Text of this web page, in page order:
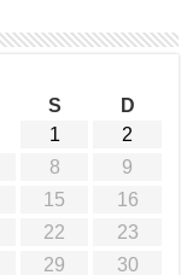
S
D
1
2
8
9
15
16
22
23
29
30